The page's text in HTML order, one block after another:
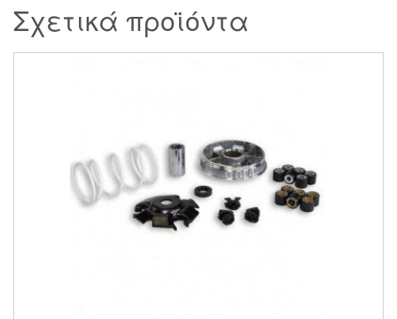
Σχετικά προϊόντα